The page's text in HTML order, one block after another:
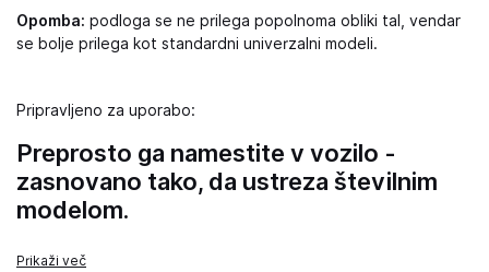
Opomba: podloga se ne prilega popolnoma obliki tal, vendar
se bolje prilega kot standardni univerzalni modeli.
Pripravljeno za uporabo:
Preprosto ga namestite v vozilo -
zasnovano tako, da ustreza številnim
modelom.
Prikaži več